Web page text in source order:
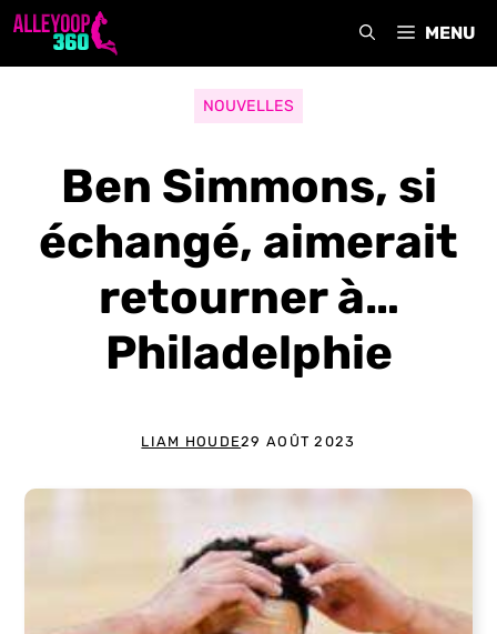
Aller
MENU
NOUVELLES
Ben Simmons, si
échangé, aimerait
retourner à…
Philadelphie
LIAM HOUDE29 AOÛT 2023